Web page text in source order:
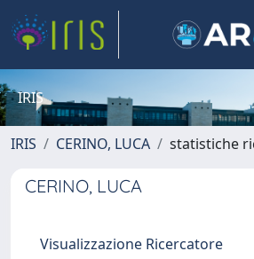
IRIS
IRIS CERINO, LUCA statistiche
CERINO, LUCA
Visualizzazione Ricercatore